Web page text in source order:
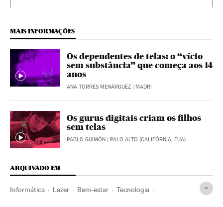
MAIS INFORMAÇÕES
Os dependentes de telas: o “vício
sem substância” que começa aos 14
anos
ANA TORRES MENÁRGUEZ | MADRI
Os gurus digitais criam os filhos
sem telas
PABLO GUIMÓN | PALO ALTO (CALIFÓRNIA, EUA)
ARQUIVADO EM
Informática Lazer Bem-estar Tecnologia